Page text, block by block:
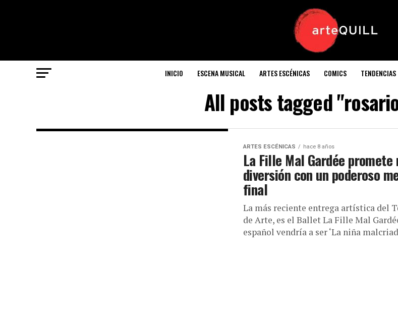
INICIO ESCENA MUSICAL ARTES ESCÉNICAS COMICS TENDENCIAS
All posts tagged
ARTES ESCÉNICAS hace 8 años
La Fille Mal Gardée promete
diversión con un poderoso
final
La más reciente entrega artística del
de Arte, es el Ballet La Fille Mal
español vendría a ser ‘La niña